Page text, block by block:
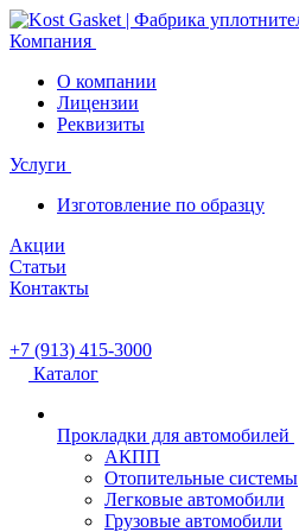
Компания
О компании
Лицензии
Реквизиты
Услуги
Изготовление по образцу
Акции
Статьи
Контакты
+7 (913) 415-3000
Каталог
Прокладки для автомобилей
АКПП
Отопительные системы
Легковые автомобили
Грузовые автомобили